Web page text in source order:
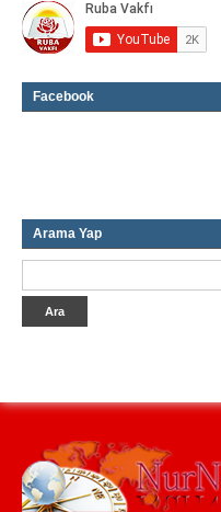
Facebook
Arama Yap